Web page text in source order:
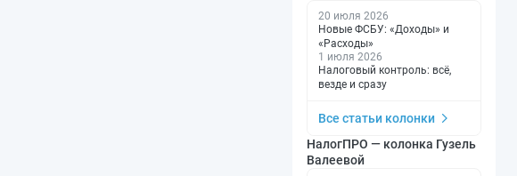
20 июля 2026
Новые ФСБУ: «Доходы» и
«Расходы»
1 июля 2026
Налоговый контроль: всё,
везде и сразу
Все статьи колонки
НалогПРО — колонка Гузель
Валеевой